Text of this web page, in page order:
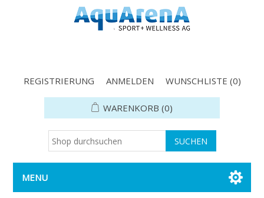
REGISTRIERUNG ANMELDEN WUNSCHLISTE (0)
WARENKORB (0)
MENU